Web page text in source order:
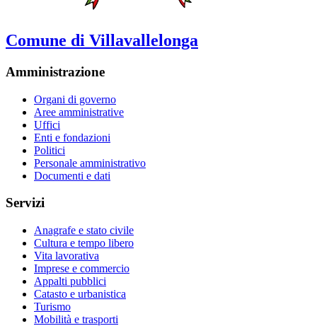
Comune di Villavallelonga
Amministrazione
Organi di governo
Aree amministrative
Uffici
Enti e fondazioni
Politici
Personale amministrativo
Documenti e dati
Servizi
Anagrafe e stato civile
Cultura e tempo libero
Vita lavorativa
Imprese e commercio
Appalti pubblici
Catasto e urbanistica
Turismo
Mobilità e trasporti